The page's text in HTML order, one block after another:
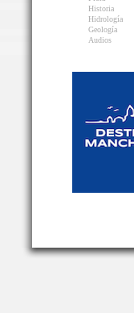
Historia
Hidrología
Geología
Audios